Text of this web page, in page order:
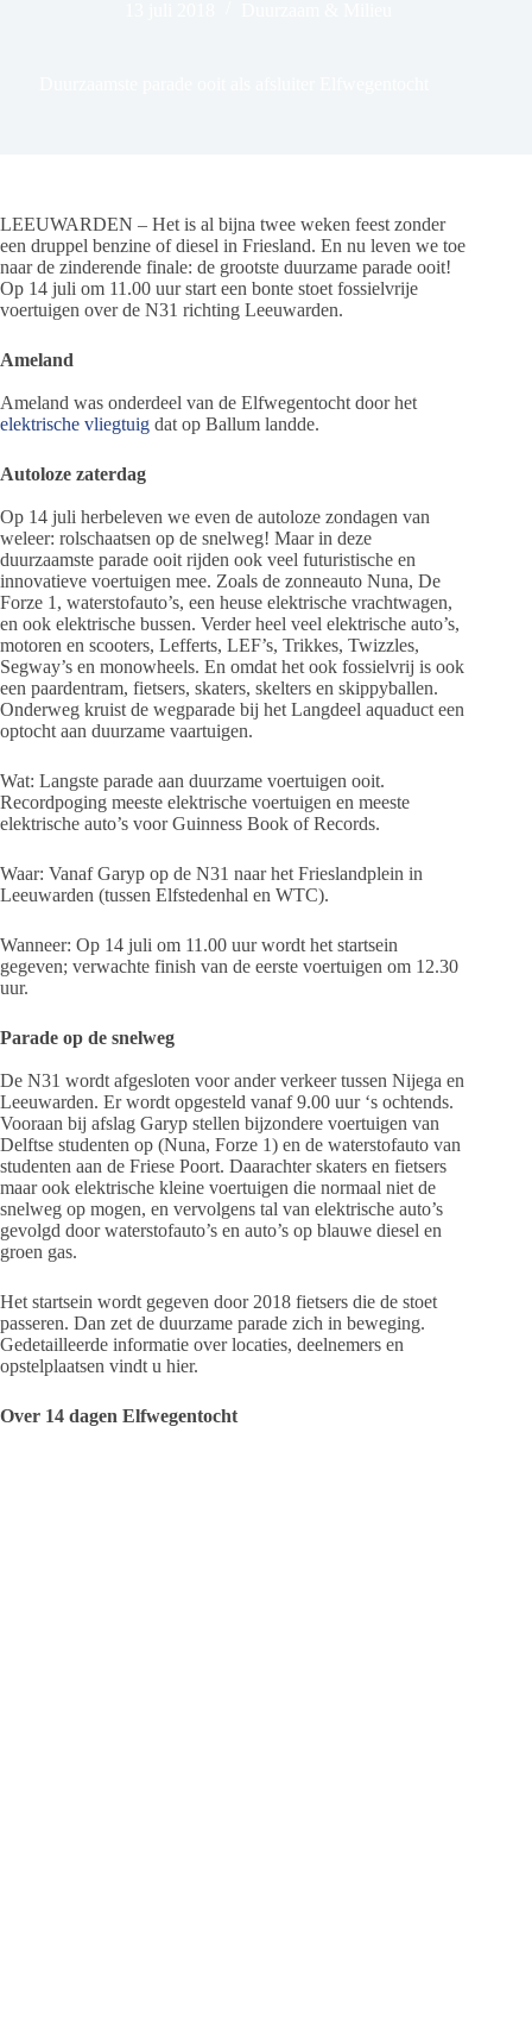
LEEUWARDEN – Het is al bijna twee weken feest zonder
een druppel benzine of diesel in Friesland. En nu leven we toe
naar de zinderende finale: de grootste duurzame parade ooit!
Op 14 juli om 11.00 uur start een bonte stoet fossielvrije
voertuigen over de N31 richting Leeuwarden.
Ameland
Ameland was onderdeel van de Elfwegentocht door het
elektrische vliegtuig dat op Ballum landde.
Autoloze zaterdag
Op 14 juli herbeleven we even de autoloze zondagen van
weleer: rolschaatsen op de snelweg! Maar in deze
duurzaamste parade ooit rijden ook veel futuristische en
innovatieve voertuigen mee. Zoals de zonneauto Nuna, De
Forze 1, waterstofauto’s, een heuse elektrische vrachtwagen,
en ook elektrische bussen. Verder heel veel elektrische auto’s,
motoren en scooters, Lefferts, LEF’s, Trikkes, Twizzles,
Segway’s en monowheels. En omdat het ook fossielvrij is ook
een paardentram, fietsers, skaters, skelters en skippyballen.
Onderweg kruist de wegparade bij het Langdeel aquaduct een
optocht aan duurzame vaartuigen.
Wat: Langste parade aan duurzame voertuigen ooit.
Recordpoging meeste elektrische voertuigen en meeste
elektrische auto’s voor Guinness Book of Records.
Waar: Vanaf Garyp op de N31 naar het Frieslandplein in
Leeuwarden (tussen Elfstedenhal en WTC).
Wanneer: Op 14 juli om 11.00 uur wordt het startsein
gegeven; verwachte finish van de eerste voertuigen om 12.30
uur.
Parade op de snelweg
De N31 wordt afgesloten voor ander verkeer tussen Nijega en
Leeuwarden. Er wordt opgesteld vanaf 9.00 uur ‘s ochtends.
Vooraan bij afslag Garyp stellen bijzondere voertuigen van
Delftse studenten op (Nuna, Forze 1) en de waterstofauto van
studenten aan de Friese Poort. Daarachter skaters en fietsers
maar ook elektrische kleine voertuigen die normaal niet de
snelweg op mogen, en vervolgens tal van elektrische auto’s
gevolgd door waterstofauto’s en auto’s op blauwe diesel en
groen gas.
Het startsein wordt gegeven door 2018 fietsers die de stoet
passeren. Dan zet de duurzame parade zich in beweging.
Gedetailleerde informatie over locaties, deelnemers en
opstelplaatsen vindt u hier.
Over 14 dagen Elfwegentocht